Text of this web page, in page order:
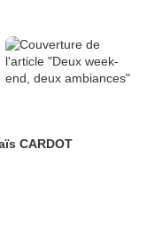
CARDOT